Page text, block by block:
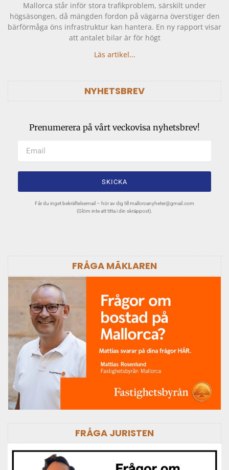
Mallorca står inför stora trafikproblem, särskilt under
högsäsongen, då mängden fordon på vägarna överstiger den
bärförmåga öns infrastruktur kan hantera. En ny rapport visar
att antalet bilar är för högt
Läs artikel...
NYHETSBREV
Prenumerera på vårt veckovisa nyhetsbrev!
SKICKA
Får du inget bekräftelsemail – hör av dig till mallorcanyheter@gmail.com
(Glöm inte att titta i din skräppost).
FRÅGA MÄKLAREN
FRÅGA JURISTEN